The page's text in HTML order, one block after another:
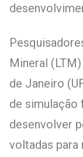
Mineral
de Janeiro
de simulação
desenvolver
voltadas